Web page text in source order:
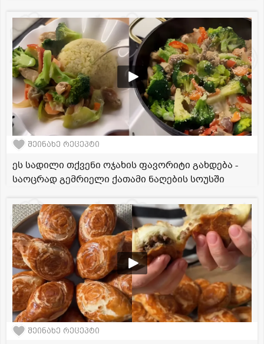
შეინახე რეცეპტი
ეს სადილი თქვენი ოჯახის ფავორიტი გახდება -
საოცრად გემრიელი ქათამი ნაღების სოუსში
შეინახე რეცეპტი